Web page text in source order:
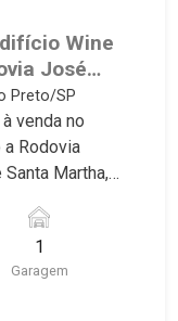
Wine
José
Preto/SP
venda no
Rodovia
Martha,
social - Sala
1
Garagem